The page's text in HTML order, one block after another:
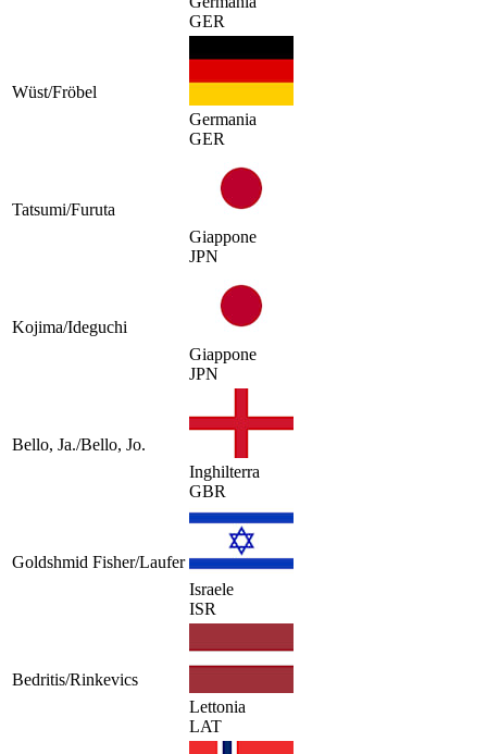
GER
Wüst/Fröbel
Germania
GER
Tatsumi/Furuta
Giappone
JPN
Kojima/Ideguchi
Giappone
JPN
Bello, Ja./Bello, Jo.
Inghilterra
GBR
Goldshmid Fisher/Laufer
Israele
ISR
Bedritis/Rinkevics
Lettonia
LAT